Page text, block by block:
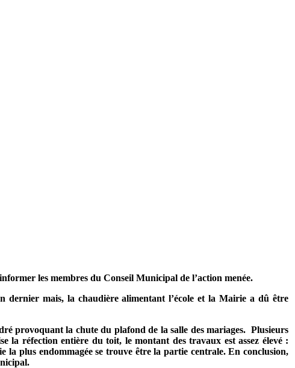
les membres du Conseil Municipal de l’action menée.
mais, la chaudière alimentant l’école et la Mairie a dû être
provoquant la chute du plafond de la salle des mariages. Plusieurs
la réfection entière du toit, le montant des travaux est assez élevé :
plus endommagée se trouve être la partie centrale. En conclusion,